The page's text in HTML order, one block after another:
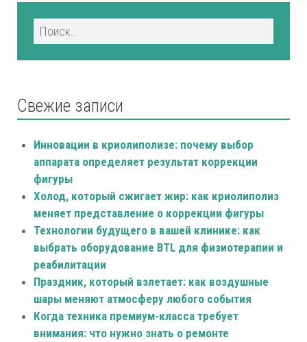
Свежие записи
Инновации в криолиполизе: почему выбор
аппарата определяет результат коррекции
фигуры
Холод, который сжигает жир: как криолиполиз
меняет представление о коррекции фигуры
Технологии будущего в вашей клинике: как
выбрать оборудование BTL для физиотерапии и
реабилитации
Праздник, который взлетает: как воздушные
шары меняют атмосферу любого события
Когда техника премиум-класса требует
внимания: что нужно знать о ремонте